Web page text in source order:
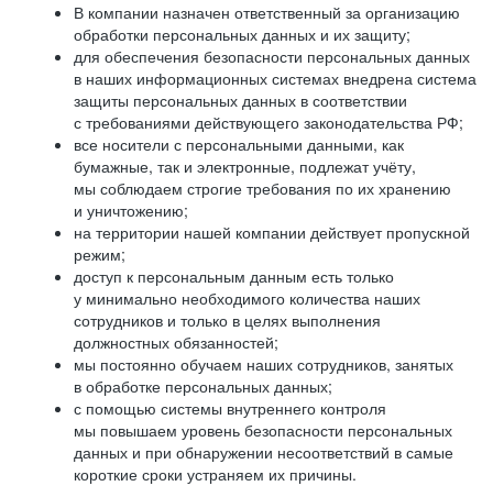
В компании назначен ответственный за организацию
обработки персональных данных и их защиту;
для обеспечения безопасности персональных данных
в наших информационных системах внедрена система
защиты персональных данных в соответствии
с требованиями действующего законодательства РФ;
все носители с персональными данными, как
бумажные, так и электронные, подлежат учёту,
мы соблюдаем строгие требования по их хранению
и уничтожению;
на территории нашей компании действует пропускной
режим;
доступ к персональным данным есть только
у минимально необходимого количества наших
сотрудников и только в целях выполнения
должностных обязанностей;
мы постоянно обучаем наших сотрудников, занятых
в обработке персональных данных;
с помощью системы внутреннего контроля
мы повышаем уровень безопасности персональных
данных и при обнаружении несоответствий в самые
короткие сроки устраняем их причины.